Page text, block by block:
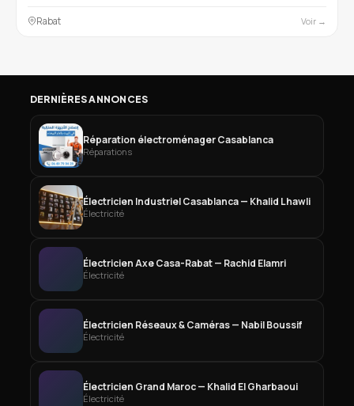
Rabat Voir →
DERNIÈRES ANNONCES
Réparation électroménager Casablanca
Réparations
Électricien Industriel Casablanca — Khalid Lhawli
Électricité
Électricien Axe Casa-Rabat — Rachid Elamri
Électricité
Électricien Réseaux & Caméras — Nabil Boussif
Électricité
Électricien Grand Maroc — Khalid El Gharbaoui
Électricité